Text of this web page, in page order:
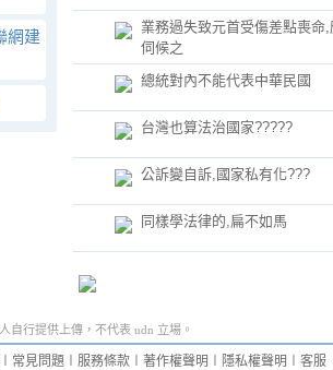
網建
業務過失致元首受傷差點喪命
伺候之
總統對內不能代表中華民國
台灣也算法治國家?????
公訴變自訴,國家私有化???
同樣學法律的,扁不如馬
自行提供上傳，不代表 udn 立場。
常見問題 服務條款 著作權聲明 隱私權聲明 客服